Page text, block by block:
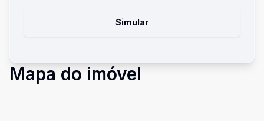
Simular
Mapa do imóvel